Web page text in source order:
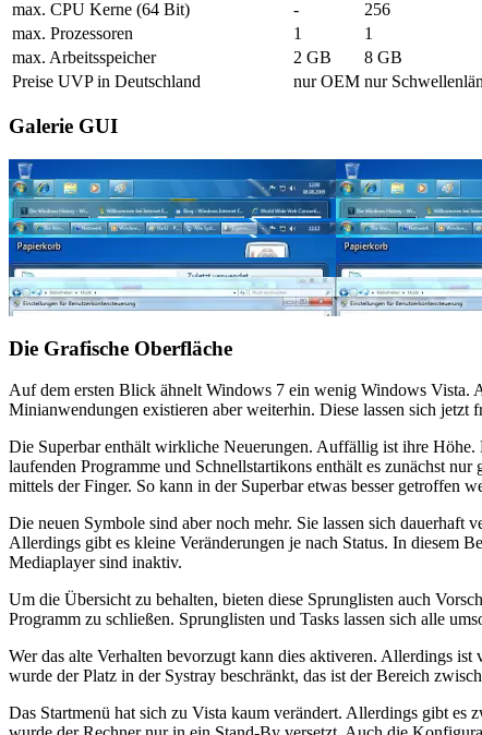
max. CPU Kerne (64 Bit)
- 256
max. Prozessoren
1 1
max. Arbeitsspeicher
2 GB 8 GB
Preise UVP in Deutschland
nur OEM nur
Galerie GUI
Die Grafische Oberfläche
Auf dem ersten Blick ähnelt Windows 7 ein wenig Windows Vista.
Minianwendungen existieren aber weiterhin. Diese lassen sich jetzt
Die Superbar enthält wirkliche Neuerungen. Auffällig ist ihre Höhe.
laufenden Programme und Schnellstartikons enthält es zunächst
mittels der Finger. So kann in der Superbar etwas besser getroffen
Die neuen Symbole sind aber noch mehr. Sie lassen sich dauerhaft
Allerdings gibt es kleine Veränderungen je nach Status. In diesem
Mediaplayer sind inaktiv.
Um die Übersicht zu behalten, bieten diese Sprunglisten auch
Programm zu schließen. Sprunglisten und Tasks lassen sich alle
Wer das alte Verhalten bevorzugt kann dies aktiveren. Allerdings
wurde der Platz in der Systray beschränkt, das ist der Bereich
Das Startmenü hat sich zu Vista kaum verändert. Allerdings gibt es